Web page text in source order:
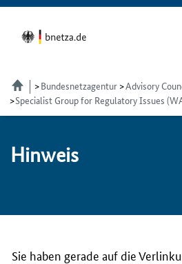
Bundesnetzagentur
Advisory
Specialist Group for Regulatory Issues
Hin­weis
Sie haben gerade auf die